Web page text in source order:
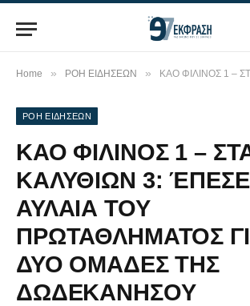
Home » ΡΟΗ ΕΙΔΗΣΕΩΝ » ΚΑΟ ΦΙΛΙΝΟΣ 1 – ΣΤΑΥΡΟΣ ΚΑΛΥΘΙΩΝ 3: ΈΠΕΣΕ Η ΑΥΛΑΙΑ
ΡΟΗ ΕΙΔΗΣΕΩΝ
ΚΑΟ ΦΙΛΙΝΟΣ 1 –
ΚΑΛΥΘΙΩΝ 3:
ΑΥΛΑΙΑ ΤΟΥ
ΠΡΩΤΑΘΛΗΜΑΤΟΣ
ΔΥΟ ΟΜΑΔΕΣ ΤΗΣ
ΔΩΔΕΚΑΝΗΣΟΥ